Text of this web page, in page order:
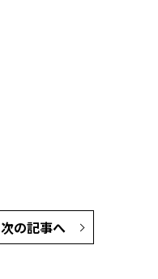
次の記事へ